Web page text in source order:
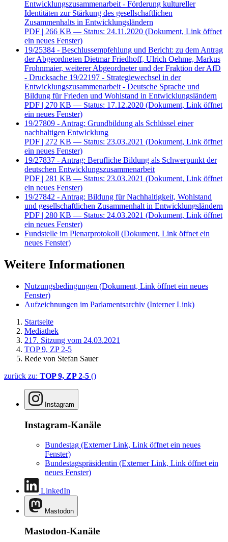
Entwicklungszusammenarbeit - Förderung kultureller
Identitäten zur Stärkung des gesellschaftlichen
Zusammenhalts in Entwicklungsländern
PDF | 266 KB — Status: 24.11.2020 (Dokument, Link öffnet
ein neues Fenster)
19/25384 - Beschlussempfehlung und Bericht: zu dem Antrag
der Abgeordneten Dietmar Friedhoff, Ulrich Oehme, Markus
Frohnmaier, weiterer Abgeordneter und der Fraktion der AfD
- Drucksache 19/22197 - Strategiewechsel in der
Entwicklungszusammenarbeit - Deutsche Sprache und
Bildung für Frieden und Wohlstand in Entwicklungsländern
PDF | 270 KB — Status: 17.12.2020 (Dokument, Link öffnet
ein neues Fenster)
19/27809 - Antrag: Grundbildung als Schlüssel einer
nachhaltigen Entwicklung
PDF | 272 KB — Status: 23.03.2021 (Dokument, Link öffnet
ein neues Fenster)
19/27837 - Antrag: Berufliche Bildung als Schwerpunkt der
deutschen Entwicklungszusammenarbeit
PDF | 281 KB — Status: 23.03.2021 (Dokument, Link öffnet
ein neues Fenster)
19/27842 - Antrag: Bildung für Nachhaltigkeit, Wohlstand
und gesellschaftlichen Zusammenhalt in Entwicklungsländern
PDF | 280 KB — Status: 24.03.2021 (Dokument, Link öffnet
ein neues Fenster)
Fundstelle im Plenarprotokoll (Dokument, Link öffnet ein
neues Fenster)
Weitere Informationen
Nutzungsbedingungen (Dokument, Link öffnet ein neues
Fenster)
Aufzeichnungen im Parlamentsarchiv (Interner Link)
Startseite
Mediathek
217. Sitzung vom 24.03.2021
TOP 9, ZP 2-5
Rede von Stefan Sauer
zurück zu: TOP 9, ZP 2-5 ()
Instagram
Instagram-Kanäle
Bundestag (Externer Link, Link öffnet ein neues
Fenster)
Bundestagspräsidentin (Externer Link, Link öffnet ein
neues Fenster)
LinkedIn
Mastodon
Mastodon-Kanäle